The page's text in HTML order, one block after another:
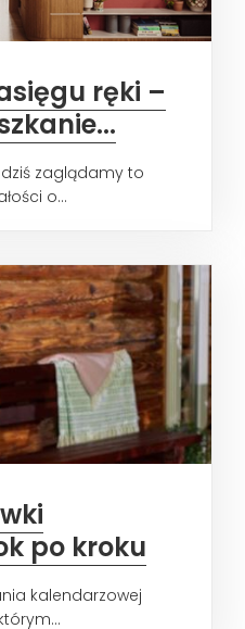
ręki –
zaglądamy to
o...
po kroku
kalendarzowej